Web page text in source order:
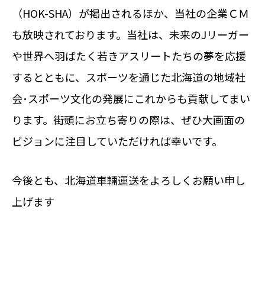
（HOK-SHA）が掲出されるほか、当社の企業ＣＭ
も放映されております。当社は、未来のJリーガー
や世界へ羽ばたく若きアスリートたちの夢を応援
するとともに、スポーツを通じた北海道の地域社
会･スポーツ文化の発展にこれからも貢献してまい
ります。街頭にお立ち寄りの際は、ぜひ大画面の
ビジョンに注目していただければ幸いです。
今後とも、北海道車輛運送をよろしくお願い申し
上げます